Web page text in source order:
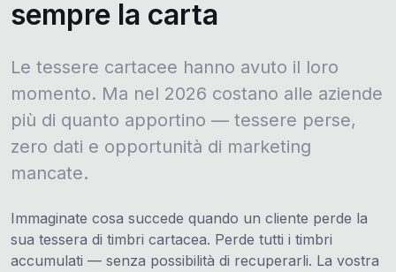
sempre la carta
Le tessere cartacee hanno avuto il loro
momento. Ma nel 2026 costano alle aziende
più di quanto apportino — tessere perse,
zero dati e opportunità di marketing
mancate.
Immaginate cosa succede quando un cliente perde la
sua tessera di timbri cartacea. Perde tutti i timbri
accumulati — senza possibilità di recuperarli. La vostra